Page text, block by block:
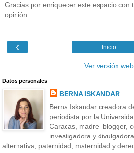
Gracias por enriquecer este espacio con
opinión:
‹ Inicio
Ver versión web
Datos personales
BERNA ISKANDAR
Berna Iskandar creadora
periodista por la
Caracas, madre, blogger,
investigadora y
alternativa, paternidad, maternidad y